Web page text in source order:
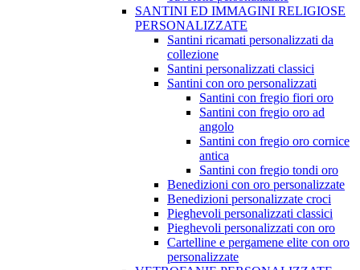
SANTINI ED IMMAGINI RELIGIOSE
PERSONALIZZATE
Santini ricamati personalizzati da
collezione
Santini personalizzati classici
Santini con oro personalizzati
Santini con fregio fiori oro
Santini con fregio oro ad
angolo
Santini con fregio oro cornice
antica
Santini con fregio tondi oro
Benedizioni con oro personalizzate
Benedizioni personalizzate croci
Pieghevoli personalizzati classici
Pieghevoli personalizzati con oro
Cartelline e pergamene elite con oro
personalizzate